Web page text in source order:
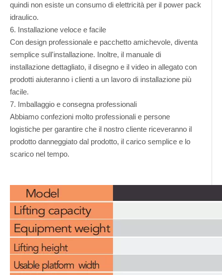
quindi non esiste un consumo di elettricità per il power pack
idraulico.
6. Installazione veloce e facile
Con design professionale e pacchetto amichevole, diventa
semplice sull'installazione. Inoltre, il manuale di
installazione dettagliato, il disegno e il video in allegato con
prodotti aiuteranno i clienti a un lavoro di installazione più
facile.
7. Imballaggio e consegna professionali
Abbiamo confezioni molto professionali e persone
logistiche per garantire che il nostro cliente riceveranno il
prodotto danneggiato dal prodotto, il carico semplice e lo
scarico nel tempo.